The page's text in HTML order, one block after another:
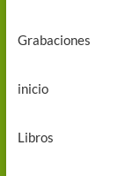
Grabaciones
inicio
Libros